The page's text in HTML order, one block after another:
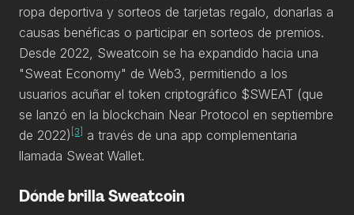
ropa deportiva y sorteos de tarjetas regalo, donarlas a
causas benéficas o participar en sorteos de premios.
Desde 2022, Sweatcoin se ha expandido hacia una
"Sweat Economy" de Web3, permitiendo a los
usuarios acuñar el token criptográfico $SWEAT (que
se lanzó en la blockchain Near Protocol en septiembre
de 2022) [3]
a través de una app complementaria
llamada Sweat Wallet.
Dónde brilla Sweatcoin